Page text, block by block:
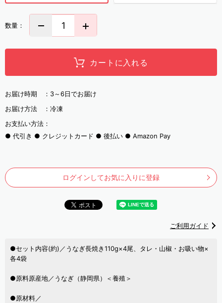
数量：
カートに入れる
お届け時期 ： 3～6日でお届け
お届け方法 ： 冷凍
お支払い方法：
代引き
クレジットカード 後払い Amazon Pay
ログインしてお気に入りに登録
ご利用ガイド
●セット内容(約)／うなぎ長焼き110g×4尾、タレ・山椒・お吸い物×
各4袋
●原料原産地／うなぎ（静岡県）＜養殖＞
●原材料／